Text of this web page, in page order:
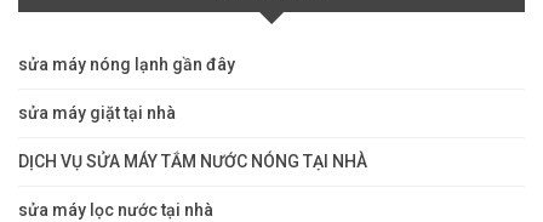
sửa máy nóng lạnh gần đây
sửa máy giặt tại nhà
DỊCH VỤ SỬA MÁY TẮM NƯỚC NÓNG TẠI NHÀ
sửa máy lọc nước tại nhà